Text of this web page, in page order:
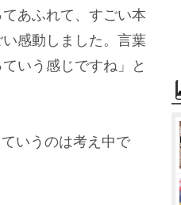
あふれて、すごい本
感動しました。言葉
いう感じですね」と
いうのは考え中で